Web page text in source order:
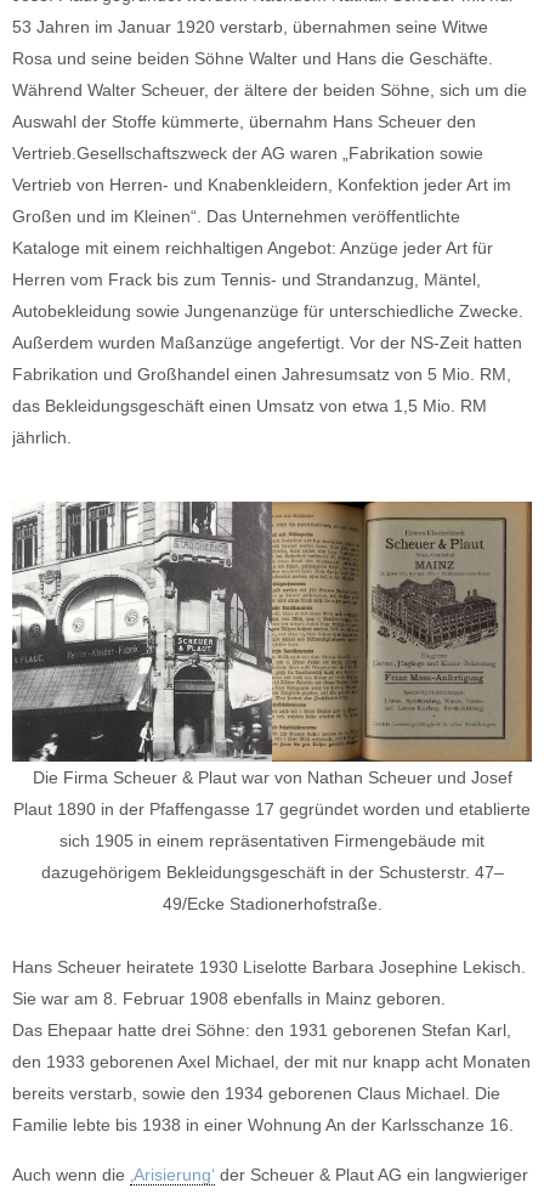
53 Jahren im Januar 1920 verstarb, übernahmen seine Witwe
Rosa und seine beiden Söhne Walter und Hans die Geschäfte.
Während Walter Scheuer, der ältere der beiden Söhne, sich um die
Auswahl der Stoffe kümmerte, übernahm Hans Scheuer den
Vertrieb.Gesellschaftszweck der AG waren „Fabrikation sowie
Vertrieb von Herren- und Knabenkleidern, Konfektion jeder Art im
Großen und im Kleinen“. Das Unternehmen veröffentlichte
Kataloge mit einem reichhaltigen Angebot: Anzüge jeder Art für
Herren vom Frack bis zum Tennis- und Strandanzug, Mäntel,
Autobekleidung sowie Jungenanzüge für unterschiedliche Zwecke.
Außerdem wurden Maßanzüge angefertigt. Vor der NS-Zeit hatten
Fabrikation und Großhandel einen Jahresumsatz von 5 Mio. RM,
das Bekleidungsgeschäft einen Umsatz von etwa 1,5 Mio. RM
jährlich.
Die Firma Scheuer & Plaut war von Nathan Scheuer und Josef
Plaut 1890 in der Pfaffengasse 17 gegründet worden und etablierte
sich 1905 in einem repräsentativen Firmengebäude mit
dazugehörigem Bekleidungsgeschäft in der Schusterstr. 47–
49/Ecke Stadionerhofstraße.
Hans Scheuer heiratete 1930 Liselotte Barbara Josephine Lekisch.
Sie war am 8. Februar 1908 ebenfalls in Mainz geboren.
Das Ehepaar hatte drei Söhne: den 1931 geborenen Stefan Karl,
den 1933 geborenen Axel Michael, der mit nur knapp acht Monaten
bereits verstarb, sowie den 1934 geborenen Claus Michael. Die
Familie lebte bis 1938 in einer Wohnung An der Karlsschanze 16.
Auch wenn die ‚Arisierung‘ der Scheuer & Plaut AG ein langwieriger